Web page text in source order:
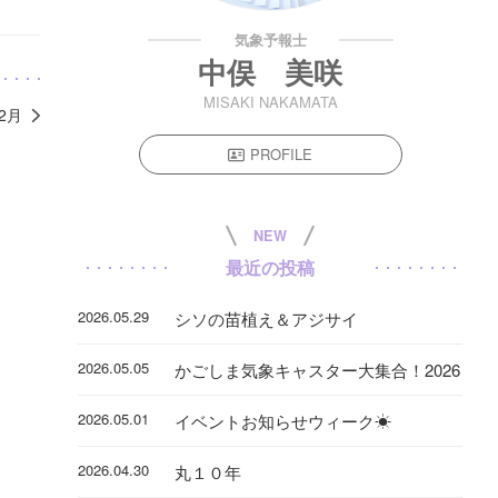
月
気象予報士
中俣 美咲
MISAKI NAKAMATA
PROFILE
NEW
最近の投稿
2026.05.29 シソの苗植え＆アジサイ
2026.05.05 かごしま気象キャスター大集合！2026
2026.05.01 イベントお知らせウィーク☀
2026.04.30 丸１０年